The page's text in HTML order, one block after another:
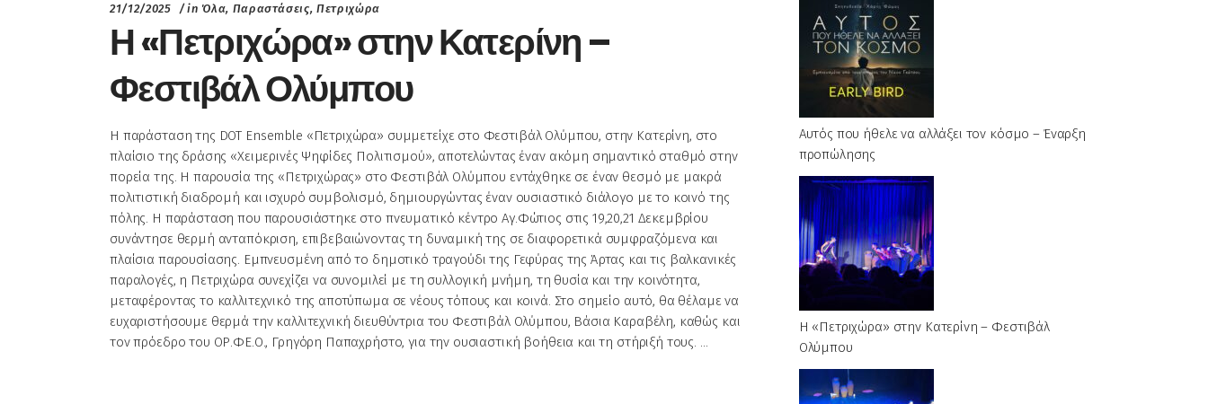
21/12/2025 in Όλα, Παραστάσεις,Πετριχώρα
Η «Πετριχώρα» στην Κατερίνη –
Φεστιβάλ Ολύμπου
Η παράσταση της DOT Ensemble «Πετριχώρα» συμμετείχε στο Φεστιβάλ Ολύμπου, στην Κατερίνη, στο
πλαίσιο της δράσης «Χειμερινές Ψηφίδες Πολιτισμού», αποτελώντας έναν ακόμη σημαντικό σταθμό στην
πορεία της. Η παρουσία της «Πετριχώρας» στο Φεστιβάλ Ολύμπου εντάχθηκε σε έναν θεσμό με μακρά
πολιτιστική διαδρομή και ισχυρό συμβολισμό, δημιουργώντας έναν ουσιαστικό διάλογο με το κοινό της
πόλης. Η παράσταση που παρουσιάστηκε στο πνευματικό κέντρο Αγ.Φώτιος στις 19,20,21 Δεκεμβρίου
συνάντησε θερμή ανταπόκριση, επιβεβαιώνοντας τη δυναμική της σε διαφορετικά συμφραζόμενα και
πλαίσια παρουσίασης. Εμπνευσμένη από το δημοτικό τραγούδι της Γεφύρας της Άρτας και τις βαλκανικές
παραλογές, η Πετριχώρα συνεχίζει να συνομιλεί με τη συλλογική μνήμη, τη θυσία και την κοινότητα,
μεταφέροντας το καλλιτεχνικό της αποτύπωμα σε νέους τόπους και κοινά. Στο σημείο αυτό, θα θέλαμε να
ευχαριστήσουμε θερμά την καλλιτεχνική διευθύντρια του Φεστιβάλ Ολύμπου, Βάσια Καραβέλη, καθώς και
τον πρόεδρο του ΟΡ.ΦΕ.Ο., Γρηγόρη Παπαχρήστο, για την ουσιαστική βοήθεια και τη στήριξή τους.
Αυτός που ήθελε να αλλάξει τον κόσμο – Έναρξη
προπώλησης
Η «Πετριχώρα» στην Κατερίνη – Φεστιβάλ
Ολύμπου